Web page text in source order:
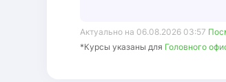
Актуально на 06.08.2026 03:57
*Курсы указаны для Головного